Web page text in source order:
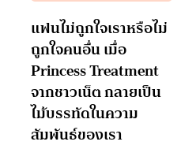
แฟนไม่ถูกใจเราหรือไม่
ถูกใจคนอื่น เมื่อ
Princess Treatment
จากชาวเน็ต กลายเป็น
ไม้บรรทัดในความ
สัมพันธ์ของเรา